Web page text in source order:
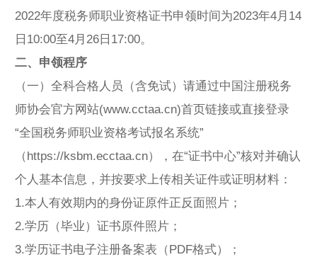
2022年度税务师职业资格证书申领时间为2023年4月14
日10:00至4月26日17:00。
二、申领程序
（一）全科合格人员（含免试）请通过中国注册税务
师协会官方网站(www.cctaa.cn)首页链接或直接登录
“全国税务师职业资格考试报名系统”
（https://ksbm.ecctaa.cn），在“证书中心”核对并确认
个人基本信息，并按要求上传相关证件或证明材料：
1.本人有效期内的身份证原件正反面照片；
2.学历（毕业）证书原件照片；
3.学历证书电子注册备案表（PDF格式）；